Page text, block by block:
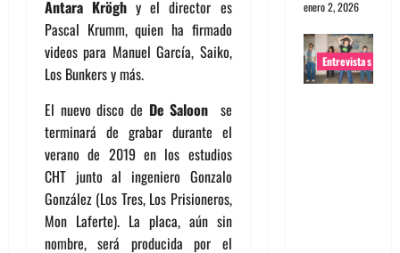
Antara Krögh y el director es
Pascal Krumm, quien ha firmado
videos para Manuel García, Saiko,
Los Bunkers y más.
El nuevo disco de De Saloon se
terminará de grabar durante el
verano de 2019 en los estudios
CHT junto al ingeniero Gonzalo
González (Los Tres, Los Prisioneros,
Mon Laferte). La placa, aún sin
nombre, será producida por el
enero 2, 2026
Entrevistas